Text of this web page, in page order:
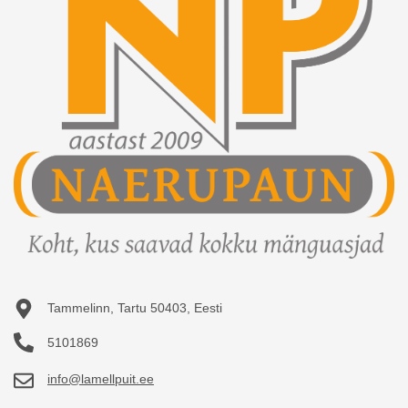
Kuidas meilt osta?
Privaatsuspoliitika
Kontakt
Tammelinn, Tartu 50403, Eesti
5101869
info@lamellpuit.ee